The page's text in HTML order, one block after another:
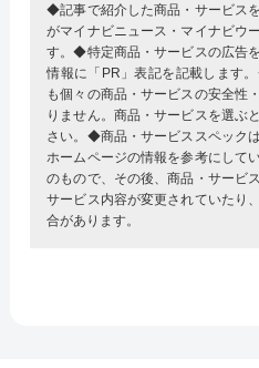
◆記事で紹介した商品・サービス
がマイナビニュース・マイナビウ
す。◆特定商品・サービスの広告
情報に「PR」表記を記載します
も個々の商品・サービスの安全性
りません。商品・サービスを選ぶ
さい。◆商品・サービススペック
ホームページの情報を参考にして
のもので、その後、商品・サービ
サービス内容が変更されていたり
合があります。